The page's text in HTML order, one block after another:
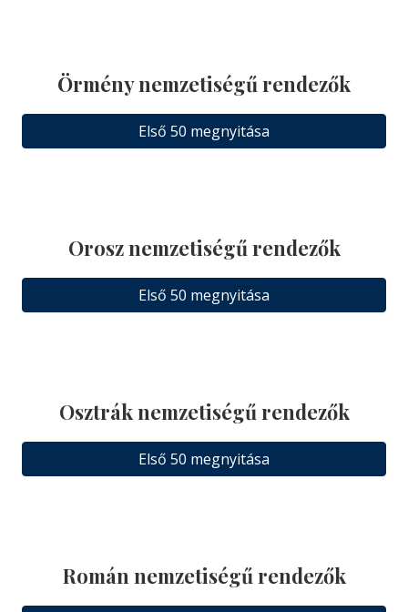
Örmény nemzetiségű rendezők
Első 50 megnyitása
Orosz nemzetiségű rendezők
Első 50 megnyitása
Osztrák nemzetiségű rendezők
Első 50 megnyitása
Román nemzetiségű rendezők